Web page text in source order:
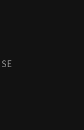
SE